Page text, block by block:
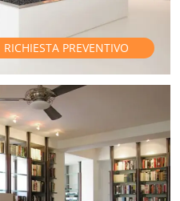
RICHIESTA PREVENTIVO